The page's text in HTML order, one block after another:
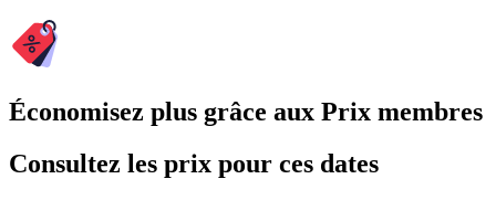
Économisez plus grâce aux Prix membres
Consultez les prix pour ces dates